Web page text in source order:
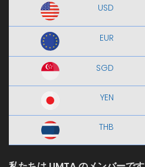
USD
EUR
SGD
YEN
THB